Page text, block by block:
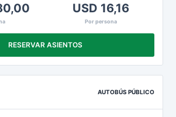
USD 16,16
Por persona
RESERVAR ASIENTOS
AUTOBÚS PÚBLICO